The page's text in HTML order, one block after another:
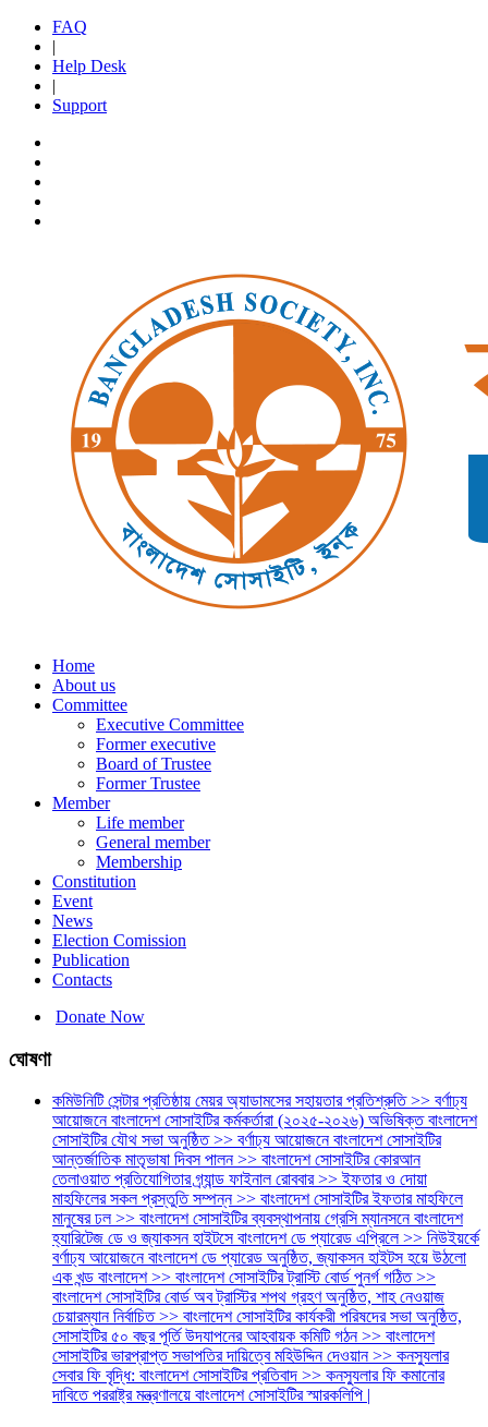
FAQ
|
Help Desk
|
Support
Home
About us
Committee
Executive Committee
Former executive
Board of Trustee
Former Trustee
Member
Life member
General member
Membership
Constitution
Event
News
Election Comission
Publication
Contacts
Donate Now
ঘোষণা
কমিউনিটি সেন্টার প্রতিষ্ঠায় মেয়র অ্যাডামসের সহায়তার প্রতিশ্রুতি >> বর্ণাঢ্য
আয়োজনে বাংলাদেশ সোসাইটির কর্মকর্তারা (২০২৫-২০২৬) অভিষিক্ত বাংলাদেশ
সোসাইটির যৌথ সভা অনুষ্ঠিত >> বর্ণাঢ্য আয়োজনে বাংলাদেশ সোসাইটির
আন্তর্জাতিক মাতৃভাষা দিবস পালন >> বাংলাদেশ সোসাইটির কোরআন
তেলাওয়াত প্রতিযোগিতার গ্র্যান্ড ফাইনাল রোববার >> ইফতার ও দোয়া
মাহফিলের সকল প্রস্তুতি সম্পন্ন >> বাংলাদেশ সোসাইটির ইফতার মাহফিলে
মানুষের ঢল >> বাংলাদেশ সোসাইটির ব্যবস্থাপনায় গ্রেসি ম্যানসনে বাংলাদেশ
হ্যারিটেজ ডে ও জ্যাকসন হাইটসে বাংলাদেশ ডে প্যারেড এপ্রিলে >> নিউইয়র্কে
বর্ণাঢ্য আয়োজনে বাংলাদেশ ডে প্যারেড অনুষ্ঠিত, জ্যাকসন হাইটস হয়ে উঠলো
এক খন্ড বাংলাদেশ >> বাংলাদেশ সোসাইটির ট্রাস্টি বোর্ড পুনর্গ গঠিত >>
বাংলাদেশ সোসাইটির বোর্ড অব ট্রাস্টির শপথ গ্রহণ অনুষ্ঠিত, শাহ নেওয়াজ
চেয়ারম্যান নির্বাচিত >> বাংলাদেশ সোসাইটির কার্যকরী পরিষদের সভা অনুষ্ঠিত,
সোসাইটির ৫০ বছর পূর্তি উদযাপনের আহবায়ক কমিটি গঠন >> বাংলাদেশ
সোসাইটির ভারপ্রাপ্ত সভাপতির দায়িত্বে মহিউদ্দিন দেওয়ান >> কনস্যুলার
সেবার ফি বৃদ্ধি: বাংলাদেশ সোসাইটির প্রতিবাদ >> কনস্যুলার ফি কমানোর
দাবিতে পররাষ্ট্র মন্ত্রণালয়ে বাংলাদেশ সোসাইটির স্মারকলিপি |